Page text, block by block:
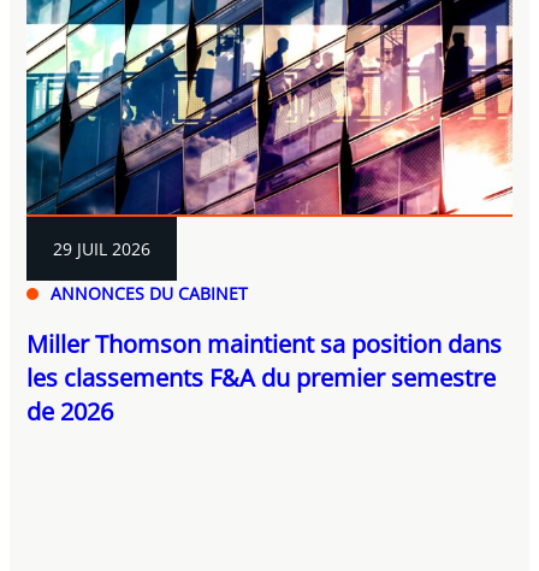
ANNONCES DU CABINET
29 JUIL 2026
Miller Thomson maintient sa position dans
les classements F&A du premier semestre
de 2026